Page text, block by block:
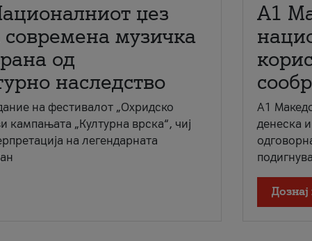
џез
современа музичка
од
наследство
на фестивалот „Охридско
кампањата „Културна врска“, чиј
на легендарната
A1
A1
денеска